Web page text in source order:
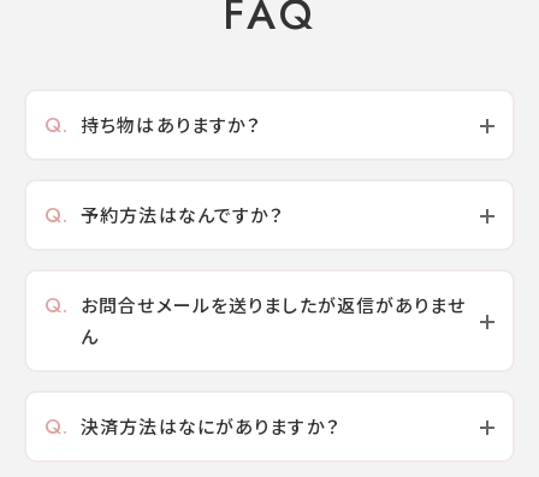
FAQ
Q. 持ち物はありますか？
Q. 予約方法はなんですか？
Q.
お問合せメールを送りましたが返信がありませ
ん
Q. 決済方法はなにがありますか？